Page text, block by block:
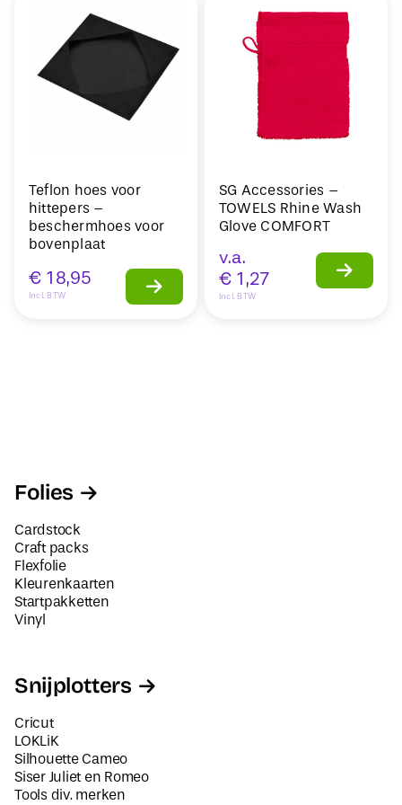
Teflon hoes voor
hittepers –
beschermhoes voor
bovenplaat
€ 18,95
Incl. BTW
SG Accessories –
TOWELS Rhine Wash
Glove COMFORT
v.a.
€ 1,27
Incl. BTW
Folies
Cardstock
Craft packs
Flexfolie
Kleurenkaarten
Startpakketten
Vinyl
Snijplotters
Cricut
LOKLiK
Silhouette Cameo
Siser Juliet en Romeo
Tools div. merken